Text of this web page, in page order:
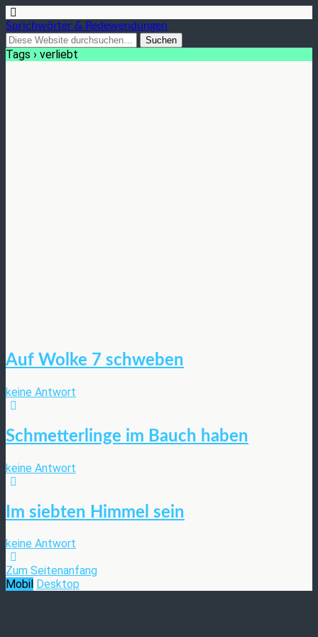
Sprichwörter & Redewendungen
Tags › verliebt
Auf Wolke 7 schweben
keine Antwort
Schmetterlinge im Bauch haben
keine Antwort
Im siebten Himmel sein
keine Antwort
Zum Seitenanfang
Mobil Desktop